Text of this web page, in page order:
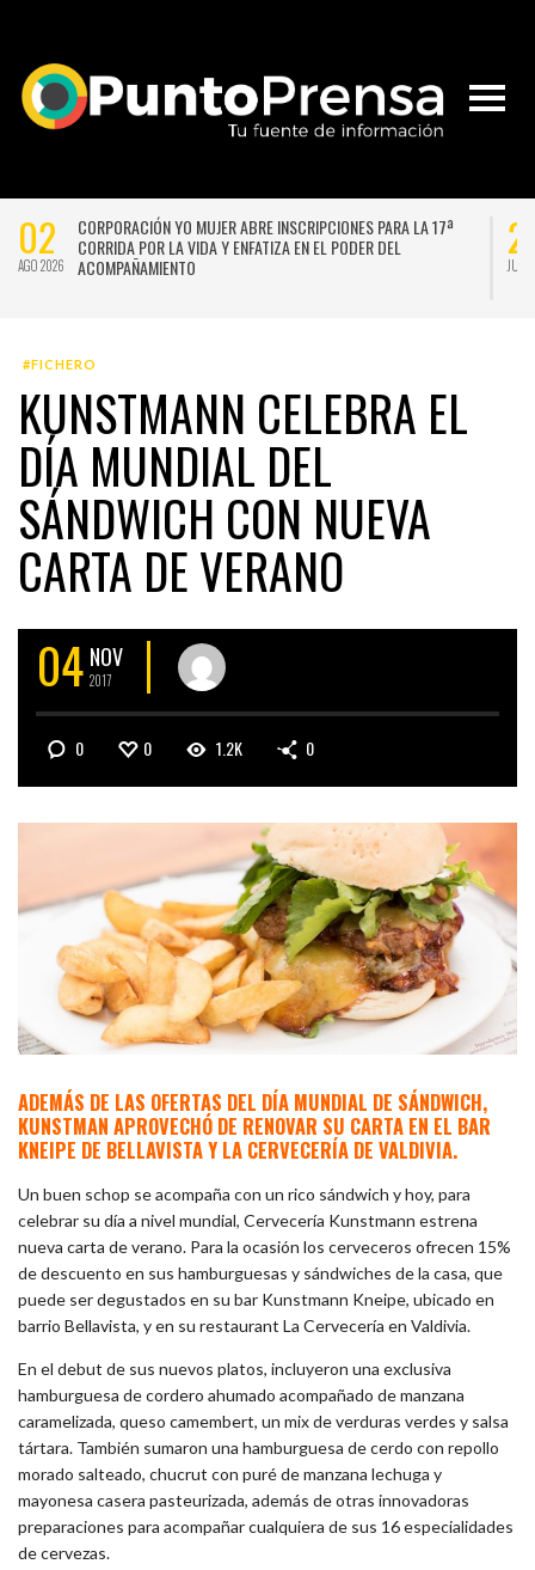
02
AGO 2026
CORPORACIÓN YO MUJER ABRE INSCRIPCIONES PARA LA 17ª
CORRIDA POR LA VIDA Y ENFATIZA EN EL PODER DEL
ACOMPAÑAMIENTO
JUL
#FICHERO
KUNSTMANN CELEBRA EL
DÍA MUNDIAL DEL
SÁNDWICH CON NUEVA
CARTA DE VERANO
04 NOV
2017
0 0 1.2K 0
ADEMÁS DE LAS OFERTAS DEL DÍA MUNDIAL DE SÁNDWICH,
KUNSTMAN APROVECHÓ DE RENOVAR SU CARTA EN EL BAR
KNEIPE DE BELLAVISTA Y LA CERVECERÍA DE VALDIVIA.
Un buen schop se acompaña con un rico sándwich y hoy, para
celebrar su día a nivel mundial, Cervecería Kunstmann estrena
nueva carta de verano. Para la ocasión los cerveceros ofrecen 15%
de descuento en sus hamburguesas y sándwiches de la casa, que
puede ser degustados en su bar Kunstmann Kneipe, ubicado en
barrio Bellavista, y en su restaurant La Cervecería en Valdivia.
En el debut de sus nuevos platos, incluyeron una exclusiva
hamburguesa de cordero ahumado acompañado de manzana
caramelizada, queso camembert, un mix de verduras verdes y salsa
tártara. También sumaron una hamburguesa de cerdo con repollo
morado salteado, chucrut con puré de manzana lechuga y
mayonesa casera pasteurizada, además de otras innovadoras
preparaciones para acompañar cualquiera de sus 16 especialidades
de cervezas.